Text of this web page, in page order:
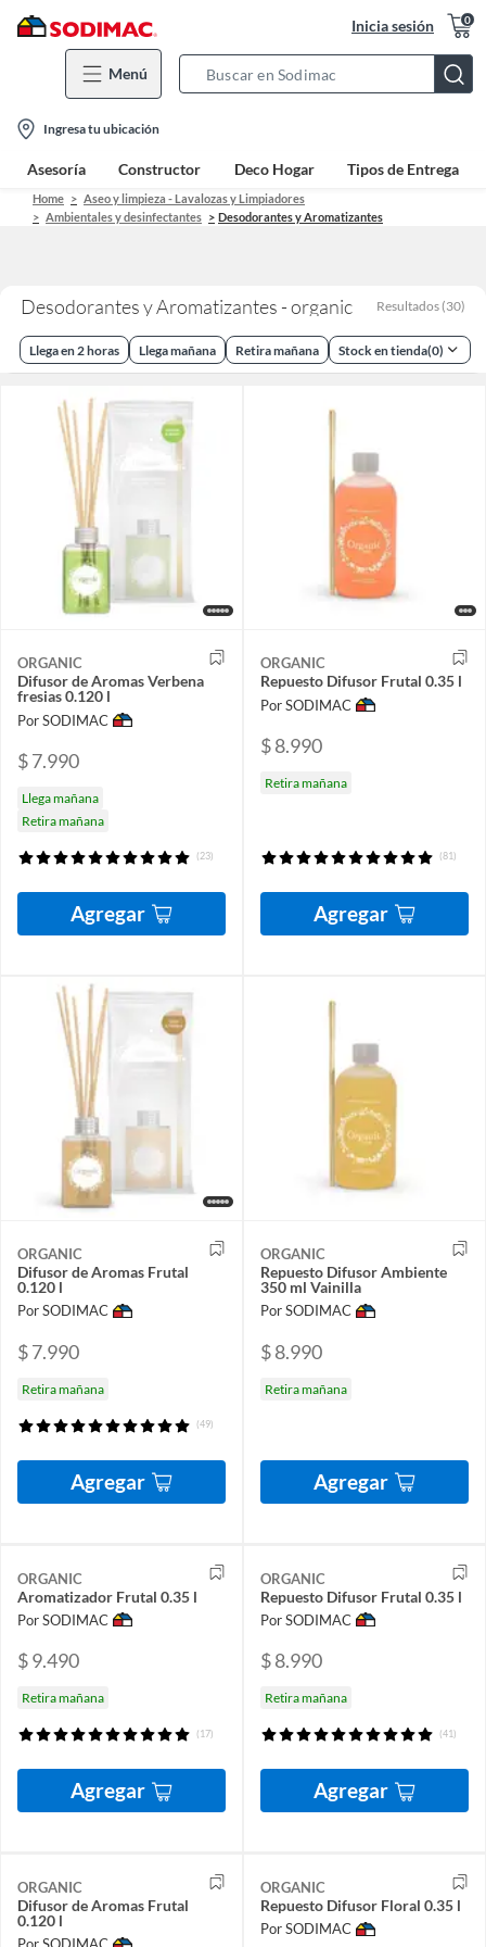
Inicia sesión 0
Menú
Bar
location-
icon
Ingresa tu ubicación
Asesoría Constructor Deco Hogar Tipos de Entrega
Home
Aseo y limpieza - Lavalozas y Limpiadores
Ambientales y desinfectantes
Desodorantes y Aromatizantes
Desodorantes y Aromatizantes - organic Resultados (30)
Llega en 2 horas Llega mañana Retira mañana Stock en tienda(0)
ORGANIC
Difusor de Aromas Verbena
fresias 0.120 l
Por SODIMAC
$ 7.990
Llega mañana
Retira mañana
(23)
Agregar
ORGANIC
Repuesto Difusor Frutal 0.35 l
Por SODIMAC
$ 8.990
Retira mañana
(81)
Agregar
ORGANIC
Difusor de Aromas Frutal
0.120 l
Por SODIMAC
$ 7.990
Retira mañana
(49)
Agregar
ORGANIC
Repuesto Difusor Ambiente
350 ml Vainilla
Por SODIMAC
$ 8.990
Retira mañana
Agregar
ORGANIC
Aromatizador Frutal 0.35 l
Por SODIMAC
$ 9.490
Retira mañana
(17)
Agregar
ORGANIC
Repuesto Difusor Frutal 0.35 l
Por SODIMAC
$ 8.990
Retira mañana
(41)
Agregar
ORGANIC
Difusor de Aromas Frutal
0.120 l
ORGANIC
Repuesto Difusor Floral 0.35 l
Por SODIMAC